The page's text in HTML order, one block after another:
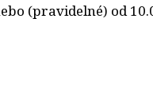
(pravidelné) od